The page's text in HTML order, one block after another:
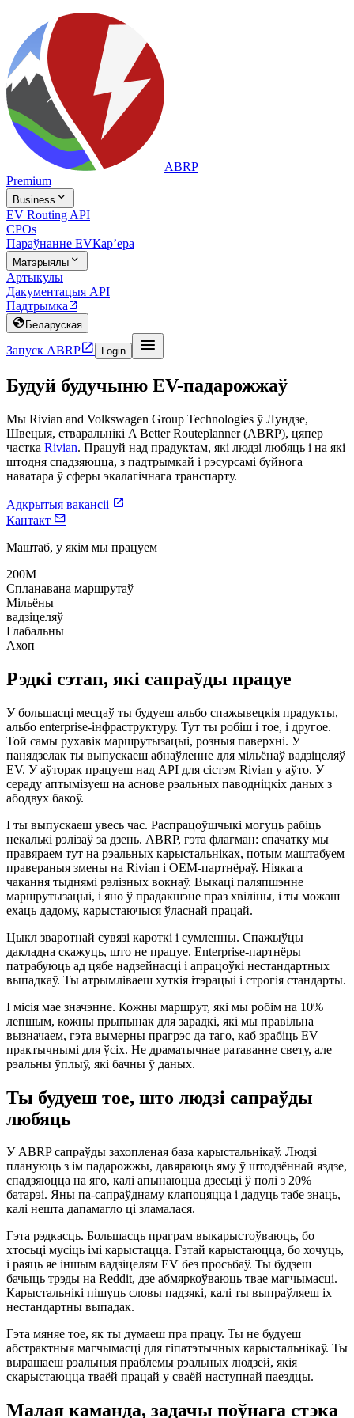
ABRP
Premium
Business 
EV Routing API
CPOs
Параўнанне EVКарʼера
Матэрыялы 
Артыкулы
Дакументацыя API
Падтрымка 
 Беларуская
Запуск ABRP Login 
Будуй будучыню EV-падарожжаў
Мы Rivian and Volkswagen Group Technologies ў Лундзе,
Швецыя, стваральнікі A Better Routeplanner (ABRP), цяпер
частка Rivian. Працуй над прадуктам, які людзі любяць і на які
штодня спадзяюцца, з падтрымкай і рэсурсамі буйнога
наватара ў сферы экалагічнага транспарту.
Адкрытыя вакансіі 
Кантакт 
Маштаб, у якім мы працуем
200M+
Спланавана маршрутаў
Мільёны
вадзіцеляў
Глабальны
Ахоп
Рэдкі сэтап, які сапраўды працуе
У большасці месцаў ты будуеш альбо спажывецкія прадукты,
альбо enterprise-інфраструктуру. Тут ты робіш і тое, і другое.
Той самы рухавік маршрутызацыі, розныя паверхні. У
панядзелак ты выпускаеш абнаўленне для мільёнаў вадзіцеляў
EV. У аўторак працуеш над API для сістэм Rivian у аўто. У
сераду аптымізуеш на аснове рэальных паводніцкіх даных з
абодвух бакоў.
І ты выпускаеш увесь час. Распрацоўшчыкі могуць рабіць
некалькі рэлізаў за дзень. ABRP, гэта флагман: спачатку мы
правяраем тут на рэальных карыстальніках, потым маштабуем
правераныя змены на Rivian і OEM-партнёраў. Ніякага
чакання тыднямі рэлізных вокнаў. Выкаці паляпшэнне
маршрутызацыі, і яно ў прадакшэне праз хвіліны, і ты можаш
ехаць дадому, карыстаючыся ўласнай працай.
Цыкл зваротнай сувязі кароткі і сумленны. Спажыўцы
дакладна скажуць, што не працуе. Enterprise-партнёры
патрабуюць ад цябе надзейнасці і апрацоўкі нестандартных
выпадкаў. Ты атрымліваеш хуткія ітэрацыі і строгія стандарты.
І місія мае значэнне. Кожны маршрут, які мы робім на 10%
лепшым, кожны прыпынак для зарадкі, які мы правільна
вызначаем, гэта вымерны прагрэс да таго, каб зрабіць EV
практычнымі для ўсіх. Не драматычнае ратаванне свету, але
рэальны ўплыў, які бачны ў даных.
Ты будуеш тое, што людзі сапраўды
любяць
У ABRP сапраўды захопленая база карыстальнікаў. Людзі
плануюць з ім падарожжы, давяраюць яму ў штодзённай яздзе,
спадзяюцца на яго, калі апынаюцца дзесьці ў полі з 20%
батарэі. Яны па-сапраўднаму клапоцяцца і дадуць табе знаць,
калі нешта дапамагло ці зламалася.
Гэта рэдкасць. Большасць праграм выкарыстоўваюць, бо
хтосьці мусіць імі карыстацца. Гэтай карыстаюцца, бо хочуць,
і раяць яе іншым вадзіцелям EV без просьбаў. Ты будзеш
бачыць трэды на Reddit, дзе абмяркоўваюць твае магчымасці.
Карыстальнікі пішуць словы падзякі, калі ты выпраўляеш іх
нестандартны выпадак.
Гэта мяняе тое, як ты думаеш пра працу. Ты не будуеш
абстрактныя магчымасці для гіпатэтычных карыстальнікаў. Ты
вырашаеш рэальныя праблемы рэальных людзей, якія
скарыстаюцца тваёй працай у сваёй наступнай паездцы.
Малая каманда, задачы поўнага стэка